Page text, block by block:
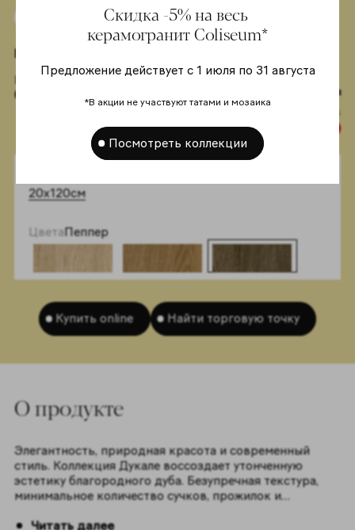
Скидка на выборочные товары до 31.08.2026
Выберите вашу плитку
Код артикула:
610010003504
от
3.044,75 руб/м²
3.205,00 руб/м²
20x120см
ЦветаПеппер
Купить online Найти торговую точку
O продукте
Элегантность, природная красота и современный
стиль. Коллекция Дукале воссоздает утонченную
эстетику благородного дуба. Безупречная текстура,
минимальное количество сучков, прожилок и
керамогранита отражает совершенство элитной,
Читать далее
Скидка -5% на весь
керамогранит Coliseum*
Предложение действует с 1 июля по 31 августа
*В акции не участвуют татами и мозаика
Посмотреть коллекции